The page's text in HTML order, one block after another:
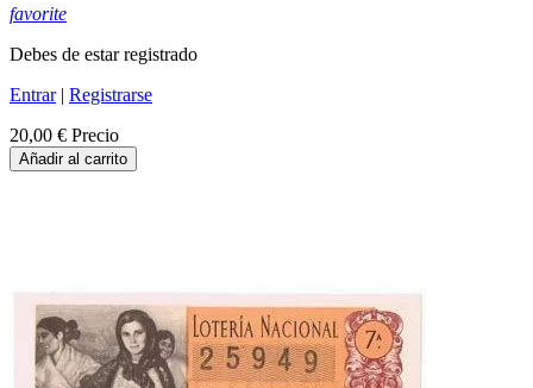
favorite
Debes de estar registrado
Entrar| Registrarse
20,00 € Precio
Añadir al carrito